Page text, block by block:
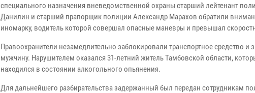
специального назначения вневедомственной охраны старший лейтенант
Данилин и старший прапорщик полиции Александр Марахов обратили
иномарку, водитель которой совершал опасные маневры и превышал
Правоохранители незамедлительно заблокировали транспортное средство и
мужчину. Нарушителем оказался 31-летний житель Тамбовской области,
находился в состоянии алкогольного опьянения.
Для дальнейшего разбирательства задержанный был передан сотрудникам